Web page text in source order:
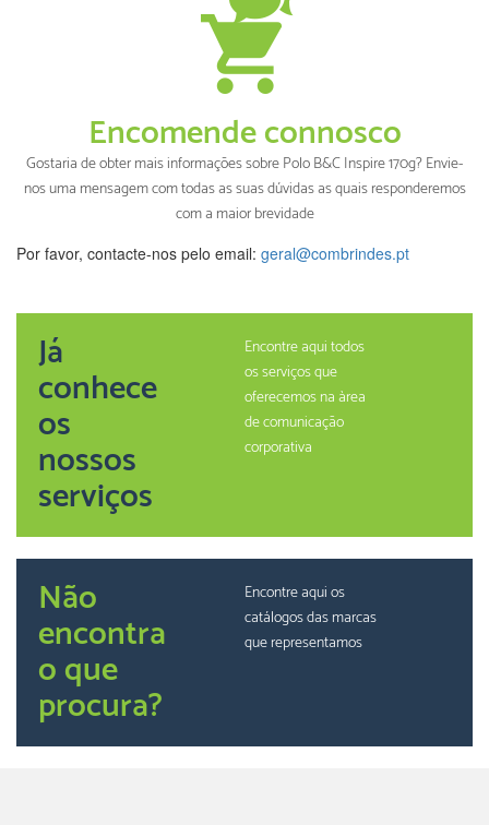
Encomende connosco
Gostaria de obter mais informações sobre Polo B&C Inspire 170g? Envie-
nos uma mensagem com todas as suas dúvidas as quais responderemos
com a maior brevidade
Por favor, contacte-nos pelo email: geral@combrindes.pt
Já
conhece
os
nossos
serviços
Encontre aqui todos
os serviços que
oferecemos na àrea
de comunicação
corporativa
Não
encontra
o que
procura?
Encontre aqui os
catálogos das marcas
que representamos